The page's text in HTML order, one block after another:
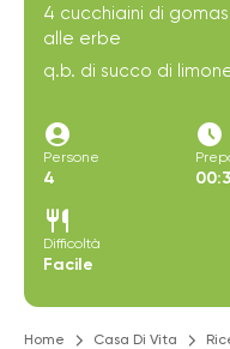
4 cucchiaini di
alle erbe
q.b. di succo di
account_circle
Persone
4
access_time_filled
restaurant
Difficoltà
Facile
Home Casa Di Vita